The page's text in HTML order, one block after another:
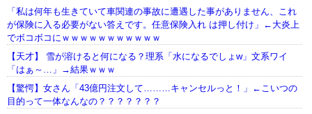
「私は何年も生きていて車関連の事故に遭遇した事がありません、これ
が保険に入る必要がない答えです。任意保険入れ は押し付け」←大炎上
でボコボコにｗｗｗｗｗｗｗｗｗｗｗ
【天才】 雪が溶けると何になる？理系「水になるでしょw」文系ワイ
「はぁ～…」→結果ｗｗｗ
【驚愕】女さん「43億円注文して………キャンセルっと！」←こいつの
目的って一体なんなの？？？？？？？